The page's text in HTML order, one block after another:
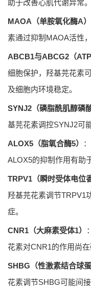
助于改善心肌代谢异常。
MAOA（单胺氧化酶A）
素通过抑制MAOA活性
ABCB1与ABCG2（ATP
细胞保护，羟基芫花素
及细胞内环境稳定。
SYNJ2（磷脂酰肌醇磷酸
基芫花素调控SYNJ2可
ALOX5（脂氧合酶5）
ALOX5的抑制作用有助
TRPV1（瞬时受体电位
羟基芫花素调节TRPV1
症。
CNR1（大麻素受体1）
花素对CNR1的作用尚
SHBG（性激素结合球蛋
花素调节SHBG可能间